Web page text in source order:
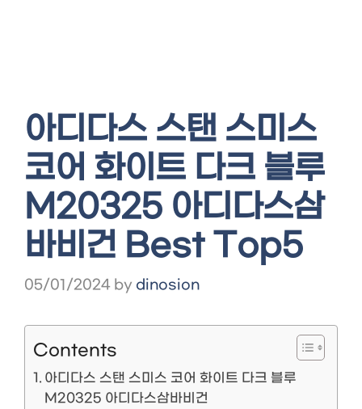
아디다스 스탠 스미스
코어 화이트 다크 블루
M20325 아디다스삼
바비건 Best Top5
05/01/2024 by dinosion
Contents
아디다스 스탠 스미스 코어 화이트 다크 블루
M20325 아디다스삼바비건